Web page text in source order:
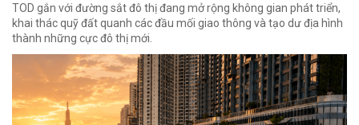
TOD gắn với đường sắt đô thị đang mở rộng không gian phát triển,
khai thác quỹ đất quanh các đầu mối giao thông và tạo dư địa hình
thành những cực đô thị mới.